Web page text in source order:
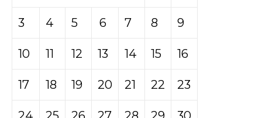
3 4 5 6 7 8 9
10 11 12 13 14 15 16
17 18 19 20 21 22 23